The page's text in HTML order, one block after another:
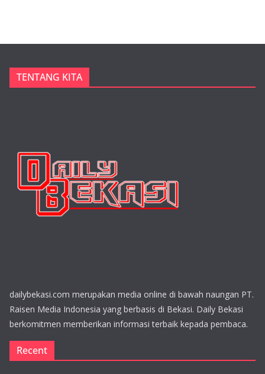
TENTANG KITA
dailybekasi.com merupakan media online di bawah naungan PT.
Raisen Media Indonesia yang berbasis di Bekasi. Daily Bekasi
berkomitmen memberikan informasi terbaik kepada pembaca.
Recent